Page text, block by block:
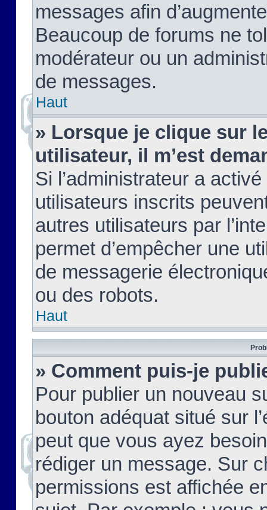
messages afin
Beaucoup de forums ne
modérateur ou un
de messages.
Haut
» Lorsque je clique sur
utilisateur, il m’est
Si l’administrateur a
utilisateurs inscrits
autres utilisateurs par
permet d’empêcher une
de messagerie
ou des robots.
Haut
» Comment puis-je
Pour publier un nouveau
bouton adéquat situé sur
peut que vous ayez
rédiger un message. Sur
permissions est affichée